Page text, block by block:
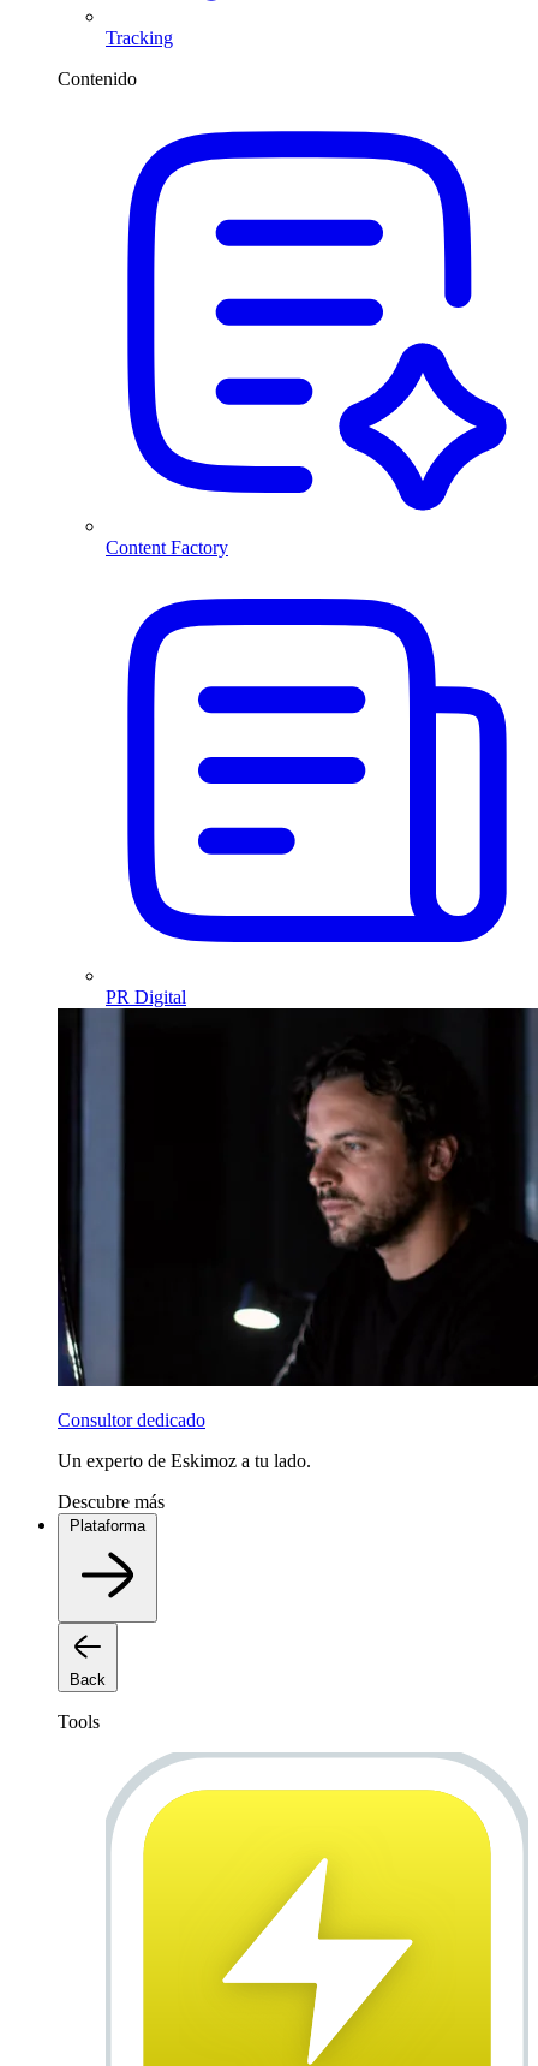
Tracking
Contenido
Content Factory
PR Digital
Consultor dedicado
Un experto de Eskimoz a tu lado.
Descubre más
Plataforma
Back
Tools